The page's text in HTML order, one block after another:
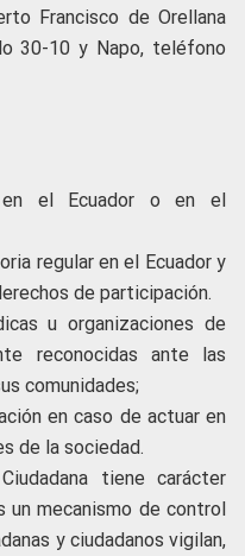
Francisco de Orellana
30-10 y Napo, teléfono
en el Ecuador o en el
regular en el Ecuador y
de participación.
u organizaciones de
reconocidas ante las
comunidades;
en caso de actuar en
de la sociedad.
tiene carácter
mecanismo de control
y ciudadanos vigilan,